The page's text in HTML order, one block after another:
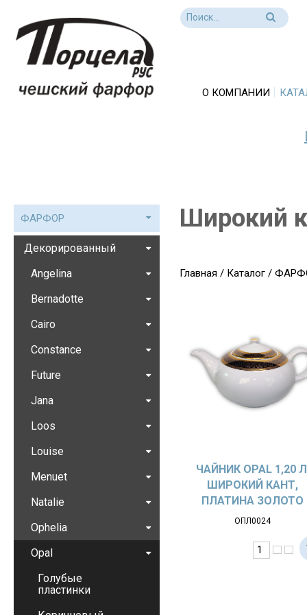
О КОМПАНИИ
Широкий
Главная / Каталог /
ЧАЙНИК OPAL 1,20
ШИРОКИЙ КАНТ,
ПЛАТИНА ЗОЛОТО
ОПЛ0024
ФАРФОР
Декорированный
Angelina
Bernadotte
Cairo
Constance
Future
Jana
Loos
Louise
Menuet
Natalie
Ophelia
Opal
Голубые
пластинки